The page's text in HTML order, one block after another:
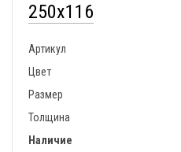
250х116
Артикул
Цвет
Размер
Толщина
Наличие